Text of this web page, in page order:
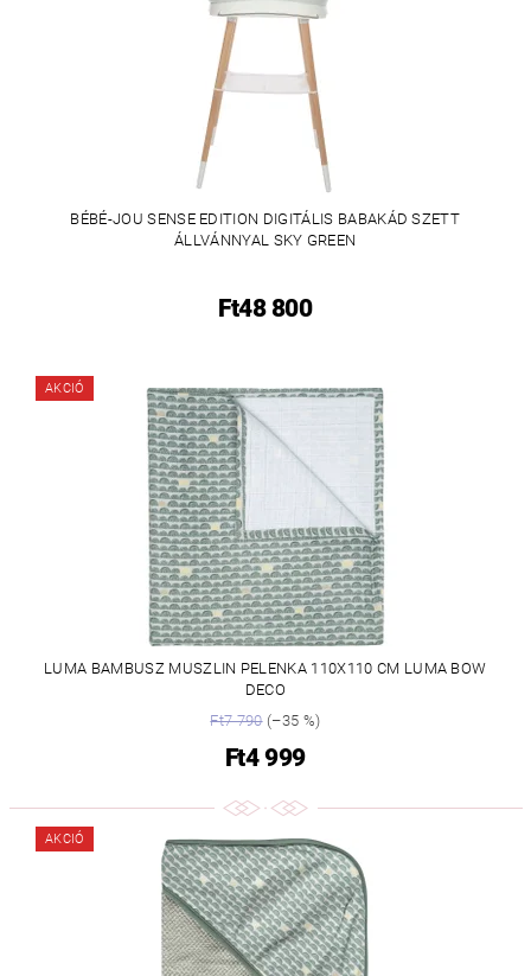
BÉBÉ-JOU SENSE EDITION DIGITÁLIS BABAKÁD SZETT
ÁLLVÁNNYAL SKY GREEN
Ft48 800
AKCIÓ
LUMA BAMBUSZ MUSZLIN PELENKA 110X110 CM LUMA BOW
DECO
Ft7 790(–35 %)
Ft4 999
AKCIÓ